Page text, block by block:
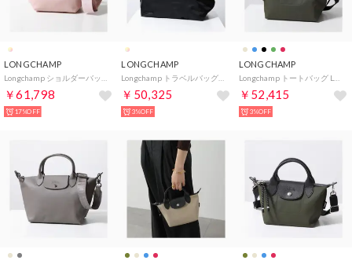
LONGCHAMP
￥61,798
17%OFF
LONGCHAMP
￥50,325
3%OFF
LONGCHAMP
￥52,415
3%OFF